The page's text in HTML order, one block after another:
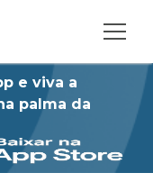
e viva a
palma da